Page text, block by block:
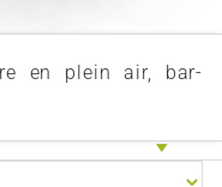
en plein air, bar-